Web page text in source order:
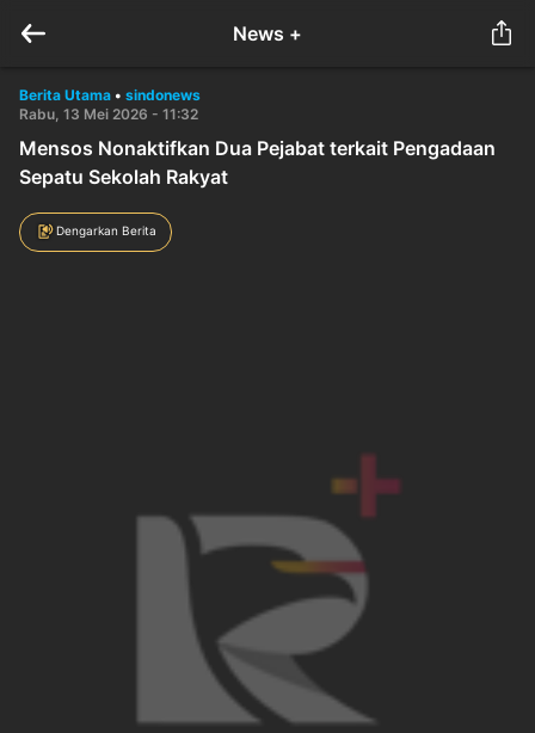
News +
Berita Utama • sindonews
Rabu, 13 Mei 2026 - 11:32
Mensos Nonaktifkan Dua Pejabat terkait Pengadaan
Sepatu Sekolah Rakyat
Dengarkan Berita